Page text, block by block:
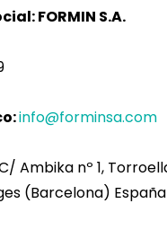
FORMIN S.A.
info@forminsa.com
Ambika nº 1,
(Barcelona) España